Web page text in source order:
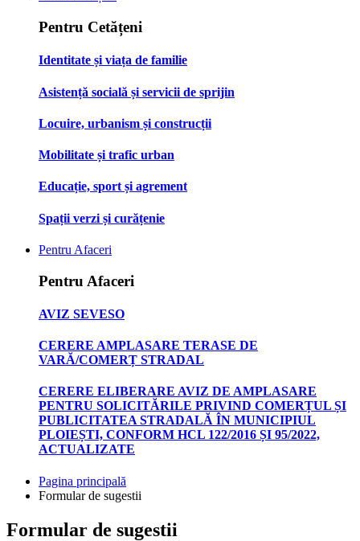
Pentru Cetățeni
Identitate și viața de familie
Asistență socială și servicii de sprijin
Locuire, urbanism și construcții
Mobilitate și trafic urban
Educație, sport și agrement
Spații verzi și curățenie
Pentru Afaceri
Pentru Afaceri
AVIZ SEVESO
CERERE AMPLASARE TERASE DE
VARĂ/COMERȚ STRADAL
CERERE ELIBERARE AVIZ DE AMPLASARE
PENTRU SOLICITĂRILE PRIVIND COMERȚUL ȘI
PUBLICITATEA STRADALĂ ÎN MUNICIPIUL
PLOIEȘTI, CONFORM HCL 122/2016 ȘI 95/2022,
ACTUALIZATE
Pagina principală
Formular de sugestii
Formular de sugestii